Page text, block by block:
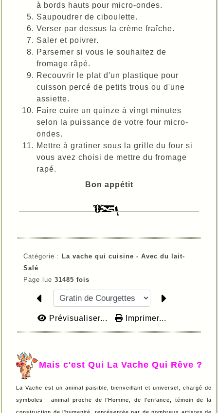
à bords hauts pour micro-ondes.
Saupoudrer de ciboulette.
Verser par dessus la crème fraîche.
Saler et poivrer.
Parsemer si vous le souhaitez de
fromage râpé.
Recouvrir le plat d'un plastique pour
cuisson percé de petits trous ou d'une
assiette.
Faire cuire un quinze à vingt minutes
selon la puissance de votre four micro-
ondes.
Mettre à gratiner sous la grille du four si
vous avez choisi de mettre du fromage
rapé.
Bon appétit
Catégorie : La vache qui cuisine - Avec du lait-
Salé
Page lue 31485 fois
Prévisualiser... Imprimer...
Mais c'est Qui La Vache Qui Rêve ?
La Vache est un animal paisible, bienveillant et universel, chargé de
symboles : animal proche de l'Homme, de l'enfance, témoin de la